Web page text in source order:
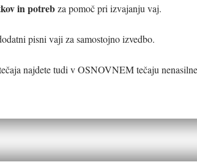
in potrebza pomoč pri izvajanju vaj.
pisni vaji za samostojno izvedbo.
najdete tudi v OSNOVNEM tečaju